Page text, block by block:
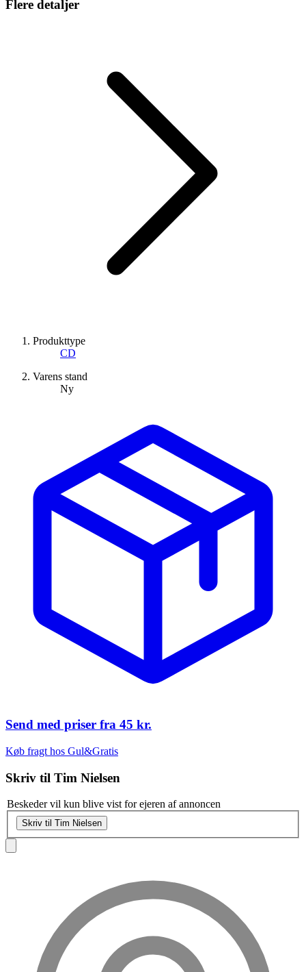
Flere detaljer
Produkttype
CD
Varens stand
Ny
Send med priser fra 45 kr.
Køb fragt hos Gul&Gratis
Skriv til Tim Nielsen
Beskeder vil kun blive vist for ejeren af annoncen
Skriv til Tim Nielsen